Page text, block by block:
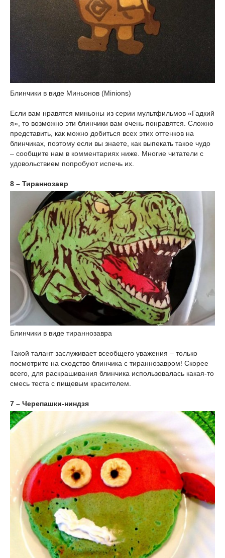
Блинчики в виде Миньонов (Minions)
Если вам нравятся миньоны из серии мультфильмов «Гадкий
я», то возможно эти блинчики вам очень понравятся. Сложно
представить, как можно добиться всех этих оттенков на
блинчиках, поэтому если вы знаете, как выпекать такое чудо
– сообщите нам в комментариях ниже. Многие читатели с
удовольствием попробуют испечь их.
8 – Тираннозавр
Блинчики в виде тираннозавра
Такой талант заслуживает всеобщего уважения – только
посмотрите на сходство блинчика с тираннозавром! Скорее
всего, для раскрашивания блинчика использовалась какая-то
смесь теста с пищевым красителем.
7 – Черепашки-ниндзя